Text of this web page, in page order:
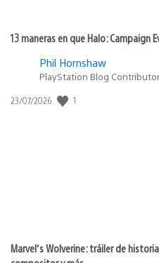
13 maneras en que Halo: Campaign
Phil Hornshaw
PlayStation Blog Contributor
Fecha
23/07/2026 1
Marvel’s Wolverine: tráiler de